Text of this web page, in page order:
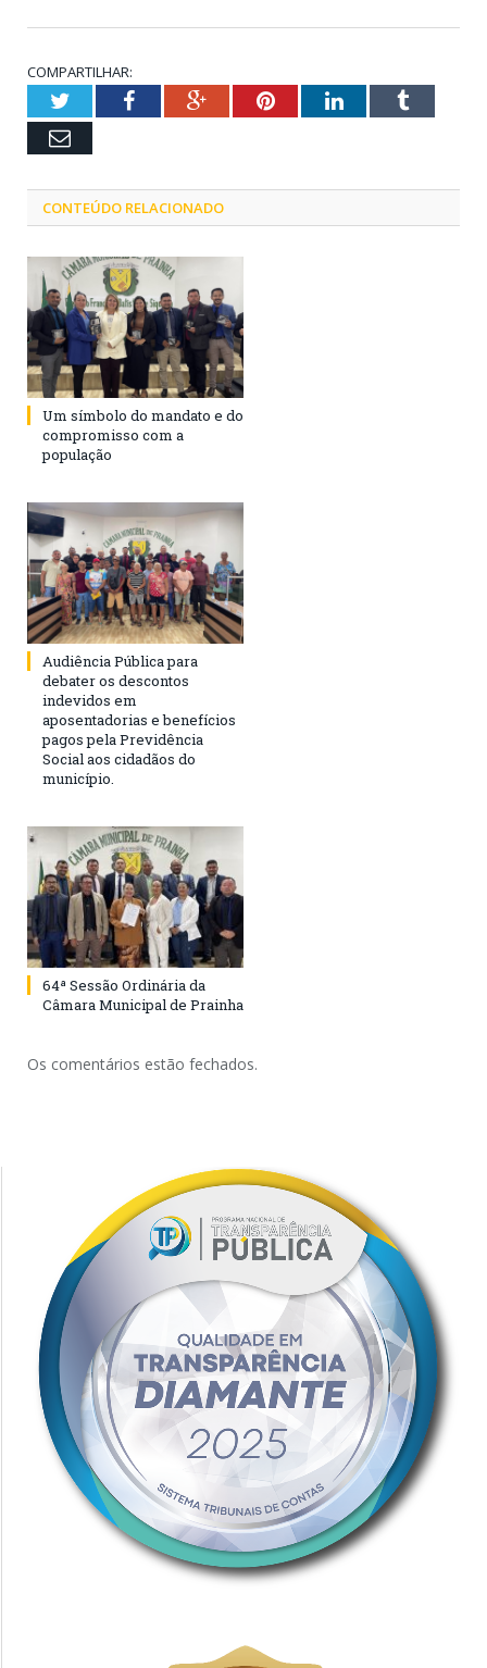
COMPARTILHAR:
TwitterFacebookGoogle+PinterestLinkedInTumblr
Email
CONTEÚDO RELACIONADO
Um símbolo do mandato e do
compromisso com a
população
Audiência Pública para
debater os descontos
indevidos em
aposentadorias e benefícios
pagos pela Previdência
Social aos cidadãos do
município.
64ª Sessão Ordinária da
Câmara Municipal de Prainha
Os comentários estão fechados.